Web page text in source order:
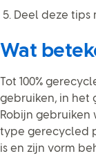
Deel deze tips
Wat
Tot 100%
gebruiken, in het
Robijn gebruiken
type gerecycled
is en zijn vorm